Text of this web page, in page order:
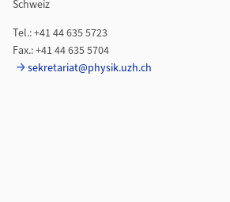
Schweiz
Tel.: +41 44 635 5723
Fax.: +41 44 635 5704
sekretariat@physik.uzh.ch